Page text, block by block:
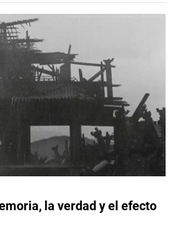
la verdad y el efecto